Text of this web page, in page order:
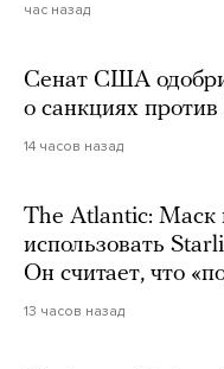
час назад
Сенат США
о санкциях против
14 часов назад
The Atlantic: Маск
использовать
Он считает, что
13 часов назад